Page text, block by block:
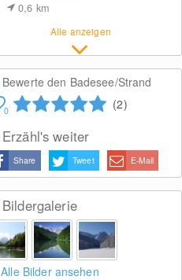
0,6 km
Alle anzeigen
Bewerte den Badesee/Strand
0 (2)
Erzähl's weiter
Share Tweet E-Mail
Bildergalerie
Alle Bilder ansehen